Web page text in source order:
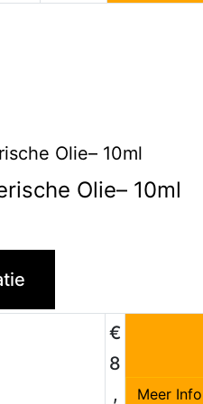
Olie– 10ml
€
8
,
Meer